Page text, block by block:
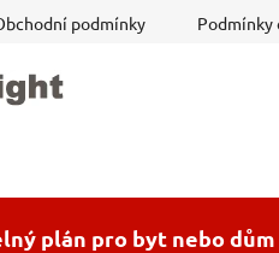
podmínky Podmínky
plán pro byt nebo dům